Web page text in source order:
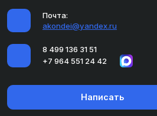
Почта:
akondei@yandex.ru
8 499 136 31 51
+7 964 551 24 42
Написать